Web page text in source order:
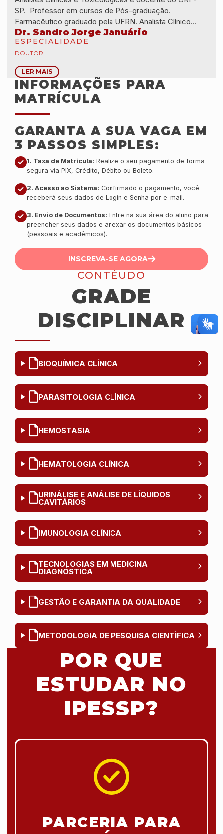
SP. Professor em cursos de Pós-graduação.
Farmacêutico graduado pela UFRN. Analista Clínico
habilitado pela Faculdade de Ciências Farmacêuticas da
USP. Especialista em Educação em Saúde Pública pela
FIOCRUZ.
Dr. Sandro Jorge Januário
ESPECIALIDADE
DOUTOR
LER MAIS
INFORMAÇÕES PARA
MATRÍCULA
GARANTA A SUA VAGA EM
3 PASSOS SIMPLES:
1. Taxa de Matrícula: Realize o seu pagamento de forma
segura via PIX, Crédito, Débito ou Boleto.
2. Acesso ao Sistema: Confirmado o pagamento, você
receberá seus dados de Login e Senha por e-mail.
3. Envio de Documentos: Entre na sua área do aluno para
preencher seus dados e anexar os documentos básicos
(pessoais e acadêmicos).
INSCREVA-SE AGORA
CONTÉUDO
GRADE
DISCIPLINAR
BIOQUÍMICA CLÍNICA
PARASITOLOGIA CLÍNICA
HEMOSTASIA
HEMATOLOGIA CLÍNICA
URINÁLISE E ANÁLISE DE LÍQUIDOS
CAVITÁRIOS
IMUNOLOGIA CLÍNICA
TECNOLOGIAS EM MEDICINA
DIAGNÓSTICA
GESTÃO E GARANTIA DA QUALIDADE
METODOLOGIA DE PESQUISA CIENTÌFICA
POR QUE
ESTUDAR NO
IPESSP?
PARCERIA PARA